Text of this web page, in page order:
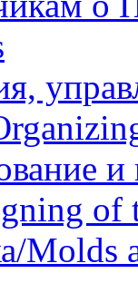
и
of
Molds